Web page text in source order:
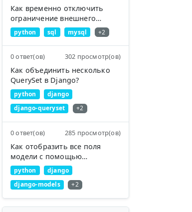
Как временно отключить
ограничение внешнего
ключа в MySQL?
python sql mysql +2
0 ответ(ов) 302 просмотр(ов)
Как объединить несколько
QuerySet в Django?
python
django
django-queryset
+2
0 ответ(ов) 285 просмотр(ов)
Как отобразить все поля
модели с помощью
ModelSerializer?
python
django
django-models
+2